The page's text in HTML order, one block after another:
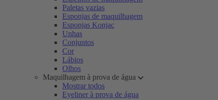
Paletas vazias
Esponjas de maquilhagem
Esponjas Konjac
Unhas
Conjuntos
Cor
Lábios
Olhos
Maquilhagem à prova de água
Mostrar todos
Eyeliner à prova de água